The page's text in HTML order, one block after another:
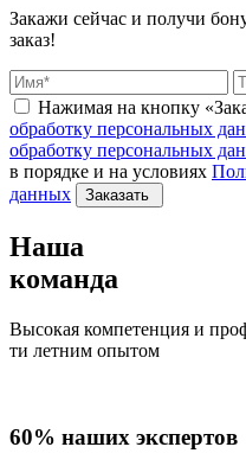
Закажи сейчас и получи
заказ!
Нажимая на кнопку
обработку персональных
обработку персональных
в порядке и на условиях
данных
Заказать
Наша
команда
Высокая компетенция и
ти летним опытом
60% наших экспертов